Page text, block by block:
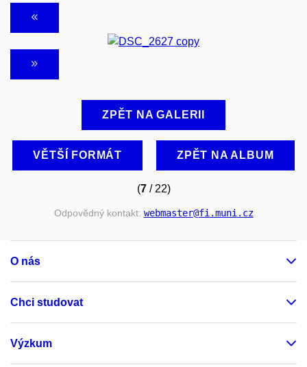
ZPĚT NA GALERII
VĚTŠÍ FORMÁT ZPĚT NA ALBUM
(7/ 22)
Odpovědný kontakt: webmaster@fi.muni.cz
O nás
Chci studovat
Výzkum